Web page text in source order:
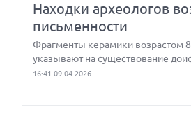
Находки археологов
письменности
Фрагменты керамики возрастом
указывают на существование
16:41 09.04.2026